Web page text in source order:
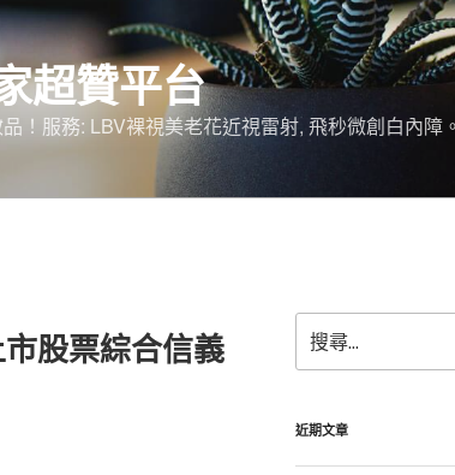
超贊平台
！服務: LBV裸視美老花近視雷射, 飛秒微創白內障。
股票綜合信義
尋
關
字:
近期文章